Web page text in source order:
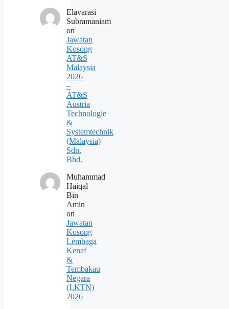
Elavarasi
Subramaniam
on
Jawatan
Kosong
AT&S
Malaysia
2026
–
AT&S
Austria
Technologie
&
Systemtechnik
(Malaysia)
Sdn.
Bhd.
Muhammad
Haiqal
Bin
Amin
on
Jawatan
Kosong
Lembaga
Kenaf
&
Tembakau
Negara
(LKTN)
2026